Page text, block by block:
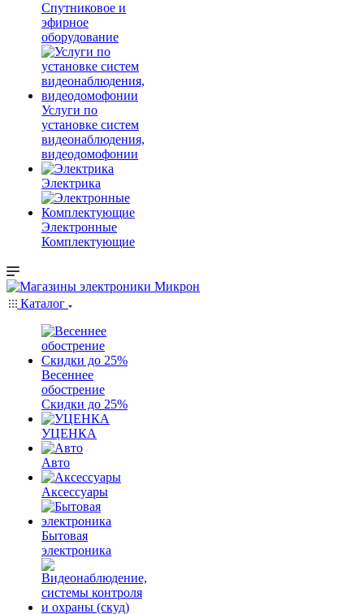
Спутниковое и
эфирное
оборудование
Услуги по
установке систем
видеонаблюдения,
видеодомофонии
Электрика
Электронные
Комплектующие
Каталог
Весеннее
обострение
Скидки до 25%
УЦЕНКА
Авто
Аксессуары
Бытовая
электроника